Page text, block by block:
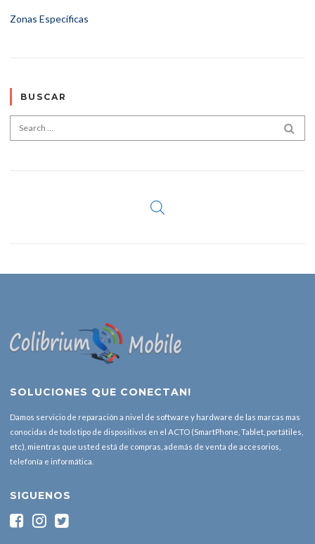
Zonas Específicas
BUSCAR
Search for:
SOLUCIONES QUE CONECTAN!
Damos servicio de reparación a nivel de software y hardware de las marcas mas
conocidas de todo tipo de dispositivos en el ACTO (SmartPhone, Tablet, portátiles,
etc), mientras que usted está de compras, además de venta de accesorios,
telefonía e informática.
SIGUENOS